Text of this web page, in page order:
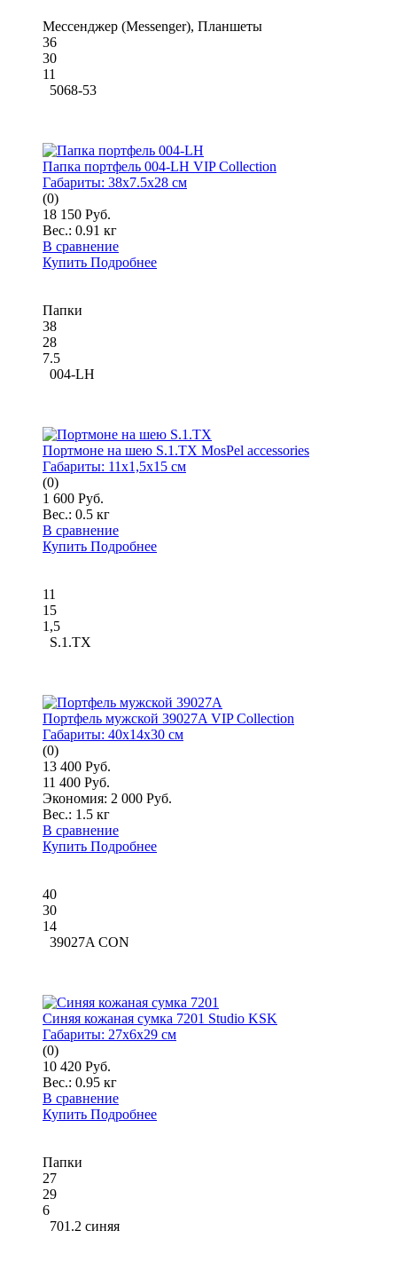
Мессенджер (Messenger), Планшеты
36
30
11
5068-53
Папка портфель 004-LH VIP Collection
Габариты: 38x7.5x28 см
(0)
18 150 Руб.
Вес.: 0.91 кг
В сравнение
Купить Подробнее
Папки
38
28
7.5
004-LH
Портмоне на шею S.1.TX MosPel accessories
Габариты: 11x1,5x15 см
(0)
1 600 Руб.
Вес.: 0.5 кг
В сравнение
Купить Подробнее
11
15
1,5
S.1.TX
Портфель мужской 39027A VIP Collection
Габариты: 40x14x30 см
(0)
13 400 Руб.
11 400 Руб.
Экономия: 2 000 Руб.
Вес.: 1.5 кг
В сравнение
Купить Подробнее
40
30
14
39027A CON
Синяя кожаная сумка 7201 Studio KSK
Габариты: 27x6x29 см
(0)
10 420 Руб.
Вес.: 0.95 кг
В сравнение
Купить Подробнее
Папки
27
29
6
701.2 синяя